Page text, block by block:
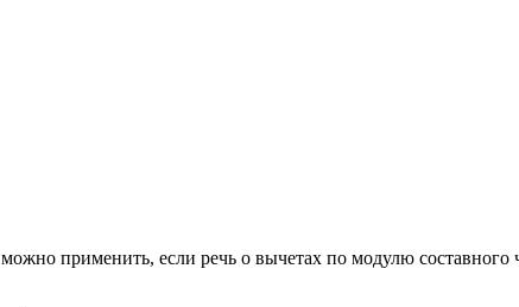
применить, если речь о вычетах по модулю составного